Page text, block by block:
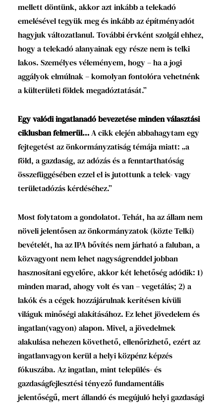
mellett döntünk, akkor azt inkább a telekadó
emelésével tegyük meg és inkább az építményadót
hagyjuk változatlanul. További érvként szolgál ehhez,
hogy a telekadó alanyainak egy része nem is telki
lakos. Személyes véleményem, hogy – ha a jogi
aggályok elmúlnak – komolyan fontolóra vehetnénk
a külterületi földek megadóztatását.”
Egy valódi ingatlanadó bevezetése minden választási
ciklusban felmerül…A cikk elején abbahagytam egy
fejtegetést az önkormányzatiság témája miatt: „a
föld, a gazdaság, az adózás és a fenntarthatóság
összefüggésében ezzel el is jutottunk a telek- vagy
területadózás kérdéséhez.”
Most folytatom a gondolatot. Tehát, ha az állam nem
növeli jelentősen az önkormányzatok (közte Telki)
bevételét, ha az IPA bővítés nem járható a faluban, a
közvagyont nem lehet nagyságrenddel jobban
hasznosítani egyelőre, akkor két lehetőség adódik: 1)
minden marad, ahogy volt és van – vegetálás; 2) a
lakók és a cégek hozzájárulnak kerítésen kívüli
világuk minőségi alakításához. Ez lehet jövedelem és
ingatlan(vagyon) alapon. Mivel, a jövedelmek
alakulása nehezen követhető, ellenőrizhető, ezért az
ingatlanvagyon kerül a helyi közpénz képzés
fókuszába. Az ingatlan, mint település- és
gazdaságfejlesztési tényező fundamentális
jelentőségű, mert állandó és megújuló helyi gazdasági